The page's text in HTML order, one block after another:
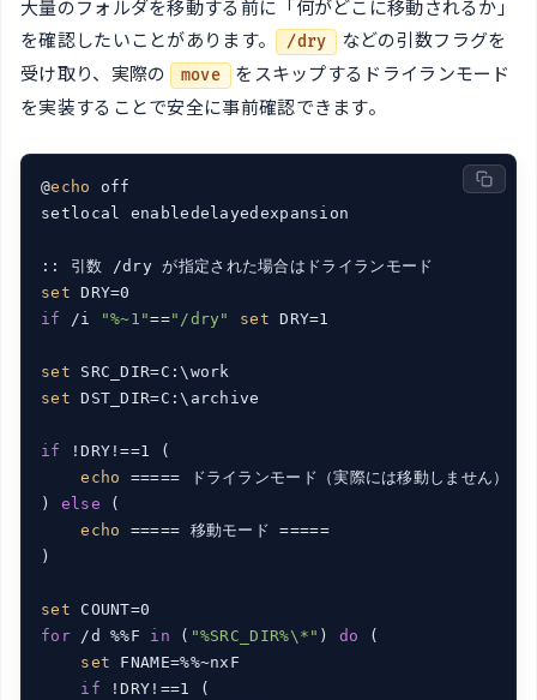
大量のフォルダを移動する前に「何がどこに移動されるか」
を確認したいことがあります。 /dry
などの引数フラグを
受け取り、実際の
move をスキップするドライランモード
を実装することで安全に事前確認できます。
@echo
off
setlocal enabledelayedexpansion
set
if
/i "%~1"=="/dry" set DRY=1
set
set DST_DIR=C:\archive
if
!DRY!==1 (
echo ===== ドライランモード（実際には移動しません）
) else (
echo ===== 移動モード =====
)
set
for /d %%F in ( "%SRC_DIR%\*" ) do
(
set FNAME=%%~nxF
if !DRY!==1 (